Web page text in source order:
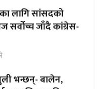
लागि सांसदको
सर्वोच्च जाँदै कांग्रेस-
भन्छन्- बालेन,